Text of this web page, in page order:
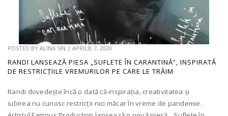
POSTED BY ALINA SIN | APRILIE 7, 2020
RANDI LANSEAZĂ PIESA „SUFLETE ÎN CARANTINĂ”, INSPIRATĂ
DE RESTRICȚIILE VREMURILOR PE CARE LE TRĂIM
Randi dovedește încă o dată că inspirația, creativitatea și
iubirea nu cunosc restricții nici măcar în vreme de pandemie.